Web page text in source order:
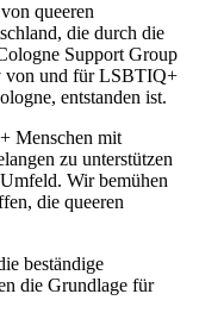
queeren
die durch die
Support Group
von und für LSBTIQ+
entstanden ist.
Menschen mit
zu unterstützen
Wir bemühen
die queeren
beständige
die Grundlage für